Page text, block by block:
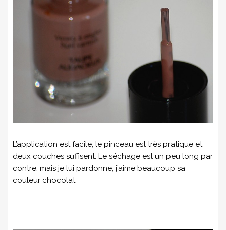
L’application est facile, le pinceau est très pratique et
deux couches suffisent. Le séchage est un peu long par
contre, mais je lui pardonne, j’aime beaucoup sa
couleur chocolat.